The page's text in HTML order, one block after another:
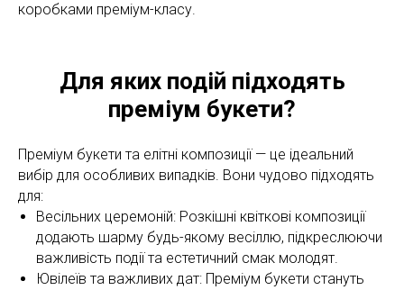
коробками преміум-класу.
Для яких подій підходять
преміум букети?
Преміум букети та елітні композиції — це ідеальний
вибір для особливих випадків. Вони чудово підходять
для:
Весільних церемоній: Розкішні квіткові композиції
додають шарму будь-якому весіллю, підкреслюючи
важливість події та естетичний смак молодят.
Ювілеїв та важливих дат: Преміум букети стануть